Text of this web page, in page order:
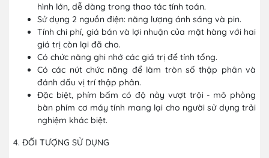
hình lớn, dễ dàng trong thao tác tính toán.
Sử dụng 2 nguồn điện: năng lượng ánh sáng và pin.
Tính chi phí, giá bán và lợi nhuận của mặt hàng với hai
giá trị còn lại đã cho.
Có chức năng ghi nhớ các giá trị để tính tổng.
Có các nút chức năng để làm tròn số thập phân và
đánh dấu vị trí thập phân.
Đặc biệt, phím bấm có độ nảy vượt trội - mô phỏng
bàn phím cơ máy tính mang lại cho người sử dụng trải
nghiệm khác biệt.
4. ĐỐI TƯỢNG SỬ DỤNG